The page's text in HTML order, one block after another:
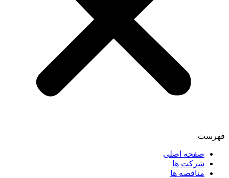
فهرست
صفحه اصلی
شرکت ها
مناقصه ها